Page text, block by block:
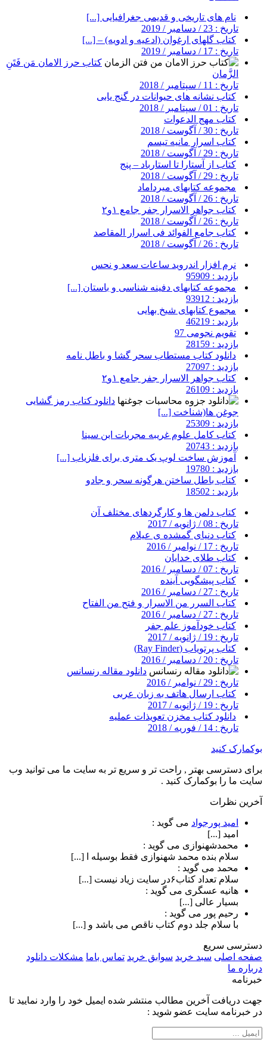
نام های تاریخی و قدیمی جغرافیایی [...]
تاریخ : 23 / دسامبر / 2019
کتاب گلهای ارغوان (ادعیه و ادویه) – [...]
تاریخ : 17 / دسامبر / 2019
کتاب حرز الامان مَن فَتَنِ
الزَّمان
تاریخ : 11 / سپتامبر / 2018
کتاب نشانه های حیوانات در گنج یابی
تاریخ : 01 / سپتامبر / 2018
کتاب مهج الدعوات
تاریخ : 30 / آگوست / 2018
کتاب اسرار مانیه تیسم
تاریخ : 29 / آگوست / 2018
کتاب از آستارا تا استارباد – پنج
تاریخ : 29 / آگوست / 2018
مجموعه کتابهای میرداماد
تاریخ : 26 / آگوست / 2018
کتاب جواهر الاسرار جفر جامع ۱و۲
تاریخ : 26 / آگوست / 2018
کتاب جامع الفوائد فی اسرار المقاصد
تاریخ : 26 / آگوست / 2018
نرم افزار اندروید ساعات سعد و نحس
بازدید : 95909
مجموعه کتابهای دفینه شناسی و باستان [...]
بازدید : 93912
مجموع کتابهای شیخ بهایی
بازدید : 46219
تقویم نجومی 97
بازدید : 28159
دانلود کتاب مستطاب سحر گشا و باطل نامه
بازدید : 27097
کتاب جواهر الاسرار جفر جامع ۱و۲
بازدید : 26109
دانلود کتاب رمز گشایی
جوغن ها(شناخت [...]
بازدید : 25309
کتاب کامل علوم غریبه مجربات ابن سینا
بازدید : 20743
آموزش ساخت لوپ یک متری برای فلزیاب [...]
بازدید : 19780
کتاب باطل ساختن هرگونه سحر و جادو
بازدید : 18502
کتاب دلمن ها و کارگردهای مختلف آن
تاریخ : 08 / ژانویه / 2017
کتاب دنیای گمشده ی عیلام
تاریخ : 17 / نوامبر / 2016
کتاب طلای خدایان
تاریخ : 07 / دسامبر / 2016
کتاب پیشگویی آینده
تاریخ : 27 / دسامبر / 2016
کتاب السرر من الاسرار و فتح من الفتاح
تاریخ : 27 / دسامبر / 2016
کتاب خودآموز علم جفر
تاریخ : 19 / ژانویه / 2017
کتاب پرتویاب (Ray Finder)
تاریخ : 20 / دسامبر / 2016
دانلود مقاله رنسانس
تاریخ : 29 / نوامبر / 2016
کتاب ارسال هاتف به زبان عربی
تاریخ : 19 / ژانویه / 2017
دانلود کتاب مخزن تعویذات عملیه
تاریخ : 14 / فوریه / 2018
بوکمارک کنید
برای دسترسی بهتر , راحت تر و سریع تر به سایت ما می توانید وب
سایت ما را بوکمارک کنید .
آخرین نظرات
امید پورجواد می گوید :
امید [...]
محمدشهنوازی می گوید :
سلام بنده محمد شهنوازی فقط بوسیله ا [...]
محمد می گوید :
سلام تعداد کتاب۶در سایت زیاد نیست [...]
هانیه عسگری می گوید :
بسیار عالی [...]
رحیم پور می گوید :
با سلام جلد دوم کتاب ناقص می باشد و [...]
دسترسی سریع
صفحه اصلی سبد خرید سوابق خرید تماس باما مشکلات دانلود
درباره ما
خبرنامه
جهت دریافت آخرین مطالب منتشر شده ایمیل خود را وارد نمایید تا
در خبرنامه سایت عضو شوید :